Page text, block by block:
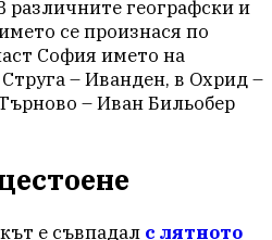
различните географски и
се произнася по
София името на
– Иванден, в Охрид –
– Иван Бильобер
е съвпадал с лятното